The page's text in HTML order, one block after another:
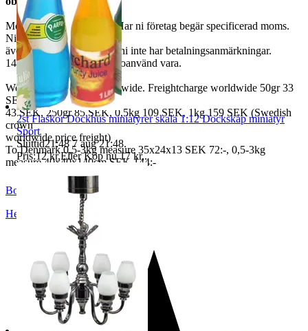
Moms ingår i våra priser. Har ni företag begär specificerad moms.
Ni kan
även fråga om faktura om ni inte har betalningsanmärkningar.
14 dagars full returrätt vid oanvänd vara.
We also ship abroad worldwide. Freightcharge worldwide 50gr 33
SEK, 100 gr
43 SEK, 250gr 85 SEK, 0,5kg 109 SEK, 1kg 159 SEK (Swedish
crown
worldwide price freight)
To Denmark 0,5-3kg measure 35x24x13 SEK 72:-, 0,5-3kg
measure 40x40x140cm SEK 144:-
BoutiqueNo9
Helsingborg
Sverige
2st Flaskor Dockhus miniatyrer skala 1:12 Dockskåp miniatyr
Sport
Sluttid21:48 7 aug 21:48.
Pris:12 kr,Eller Köp nu 17 kr,.